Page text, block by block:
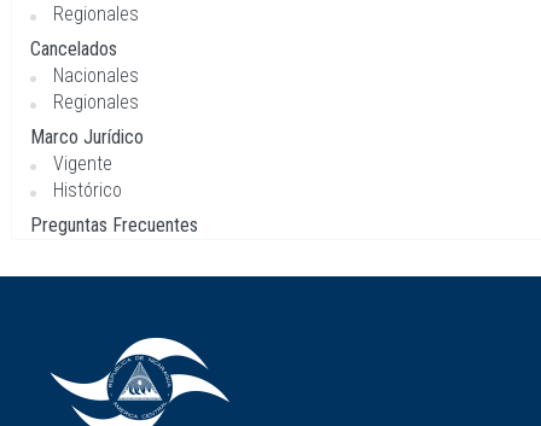
Regionales
Cancelados
Nacionales
Regionales
Marco Jurídico
Vigente
Histórico
Preguntas Frecuentes